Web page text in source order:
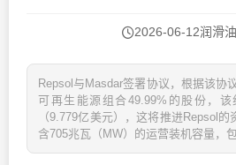
2026-06-12润滑
Repsol与Masdar签署协议，根据该协
可再生能源组合49.99%的股份，
（9.779亿美元），这将推进Repsol
含705兆瓦（MW）的运营装机容量，